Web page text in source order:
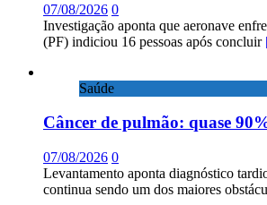
07/08/2026 0
Investigação aponta que aeronave
(PF) indiciou 16 pessoas após concluir
Saúde
Câncer de pulmão: quase
07/08/2026 0
Levantamento aponta diagnóstico
continua sendo um dos maiores